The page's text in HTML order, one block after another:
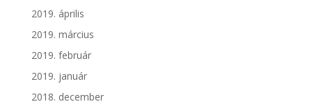
2019. április
2019. március
2019. február
2019. január
2018. december